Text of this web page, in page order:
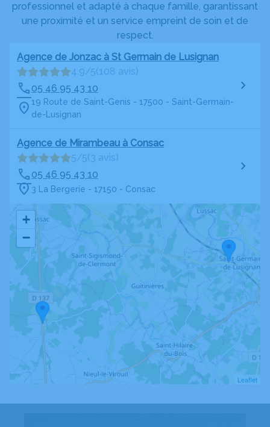
professionnel et adapté à chaque famille, garantissant
une proximité et un service empreint de soin et de
respect.
Agence de Jonzac à St Germain de Lusignan
4.9/5(108 avis)
05 46 95 43 10
19 Route de Saint-Genis - 17500 - Saint-Germain-
de-Lusignan
Agence de Mirambeau à Consac
5/5(3 avis)
05 46 95 43 10
3 La Bergerie - 17150 - Consac
+
−
Leaflet